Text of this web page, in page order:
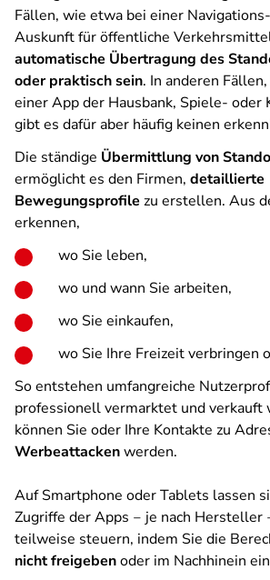
Fällen, wie etwa bei einer
Auskunft für öffentliche
automatische Übertragung des
oder praktisch sein. In anderen
einer App der Hausbank, Spiele- oder
gibt es dafür aber häufig keinen
Die ständige Übermittlung von
ermöglicht es den Firmen, detaillierte
Bewegungsprofile zu erstellen. Aus
erkennen,
wo Sie leben,
wo und wann Sie arbeiten,
wo Sie einkaufen,
wo Sie Ihre Freizeit verbringen
So entstehen umfangreiche
professionell vermarktet und verkauft
können Sie oder Ihre Kontakte zu
Werbeattackenwerden.
Auf Smartphone oder Tablets lassen
Zugriffe der Apps ‒ je nach Hersteller
teilweise steuern, indem Sie die
nicht freigebenoder im Nachhinein